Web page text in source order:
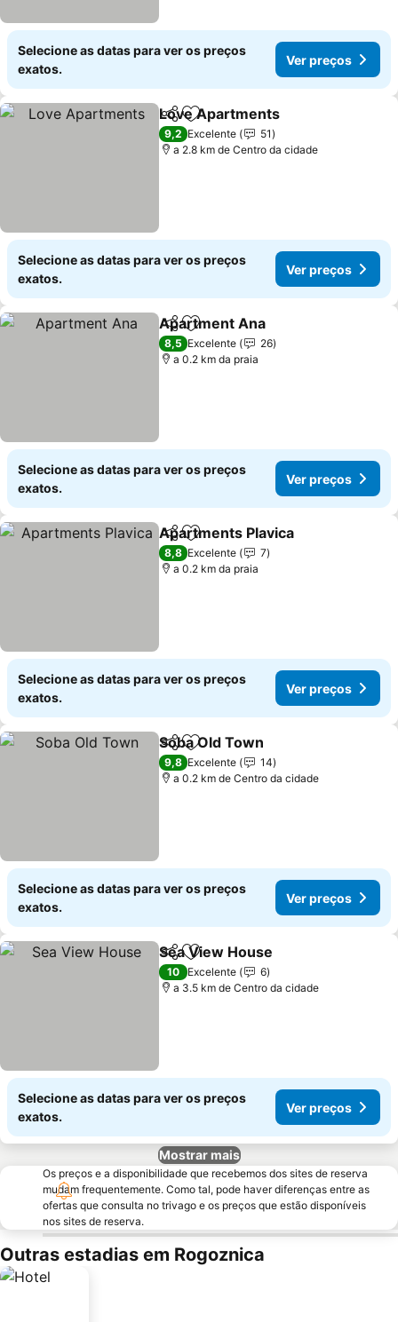
Selecione as datas para ver os preços
exatos.
Ver preços
PartilharAdicionar aos favoritos
Love Apartments
9,2 Excelente
51
a 2.8 km de Centro da cidade
Selecione as datas para ver os preços
exatos.
Ver preços
PartilharAdicionar aos favoritos
Apartment Ana
8,5 Excelente
26
a 0.2 km da praia
Selecione as datas para ver os preços
exatos.
Ver preços
PartilharAdicionar aos favoritos
Apartments Plavica
8,8 Excelente
7
a 0.2 km da praia
Selecione as datas para ver os preços
exatos.
Ver preços
PartilharAdicionar aos favoritos
Soba Old Town
9,8 Excelente
14
a 0.2 km de Centro da cidade
Selecione as datas para ver os preços
exatos.
Ver preços
PartilharAdicionar aos favoritos
Sea View House
10 Excelente
6
a 3.5 km de Centro da cidade
Selecione as datas para ver os preços
exatos.
Ver preços
Mostrar mais
Os preços e a disponibilidade que recebemos dos sites de reserva
mudam frequentemente. Como tal, pode haver diferenças entre as
ofertas que consulta no trivago e os preços que estão disponíveis
nos sites de reserva.
Outras estadias em Rogoznica